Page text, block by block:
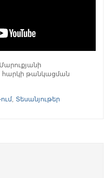
հարկի թանկացման
, Տեսանյութեր